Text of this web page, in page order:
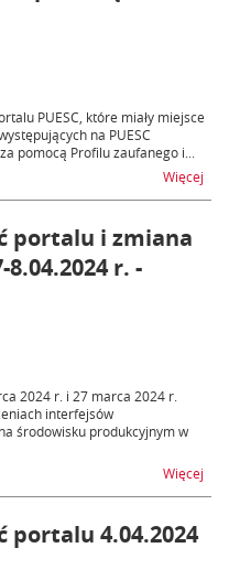
PUESC, które miały miejsce
na PUESC
pomocą Profilu zaufanego i...
Więcej
portalu i zmiana
r. -
2024 r. i 27 marca 2024 r.
interfejsów
środowisku produkcyjnym w
Więcej
portalu 4.04.2024